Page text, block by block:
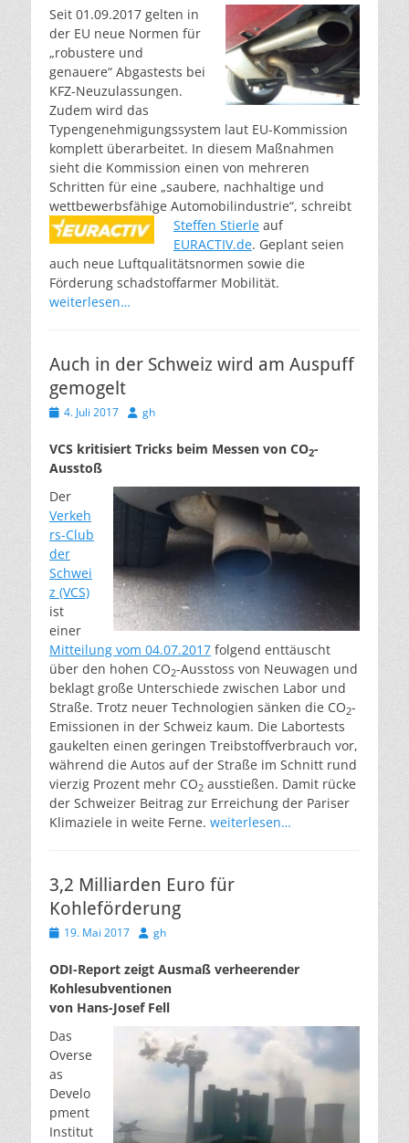
Seit 01.09.2017 gelten in
der EU neue Normen für
„robustere und
genauere“ Abgastests bei
KFZ-Neuzulassungen.
Zudem wird das
Typengenehmigungssystem laut EU-Kommission
komplett überarbeitet. In diesem Maßnahmen
sieht die Kommission einen von mehreren
Schritten für eine „saubere, nachhaltige und
wettbewerbsfähige Automobilindustrie“, schreibt
Steffen Stierle auf
EURACTIV.de. Geplant seien
auch neue Luftqualitätsnormen sowie die
Förderung schadstoffarmer Mobilität.
weiterlesen…
Auch in der Schweiz wird am Auspuff
gemogelt
Veröffentlicht
4. Juli 2017 Autor
gh
VCS kritisiert Tricks beim Messen von CO2-
Ausstoß
Der
Verkeh
rs-Club
der
Schwei
z (VCS)
ist
einer
Mitteilung vom 04.07.2017 folgend enttäuscht
über den hohen CO2-Ausstoss von Neuwagen und
beklagt große Unterschiede zwischen Labor und
Straße. Trotz neuer Technologien sänken die CO2-
Emissionen in der Schweiz kaum. Die Labortests
gaukelten einen geringen Treibstoffverbrauch vor,
während die Autos auf der Straße im Schnitt rund
vierzig Prozent mehr CO2 ausstießen. Damit rücke
der Schweizer Beitrag zur Erreichung der Pariser
Klimaziele in weite Ferne. weiterlesen…
3,2 Milliarden Euro für
Kohleförderung
Veröffentlicht
19. Mai 2017 Autor
gh
ODI-Report zeigt Ausmaß verheerender
Kohlesubventionen
von Hans-Josef Fell
Das
Overse
as
Develo
pment
Institut